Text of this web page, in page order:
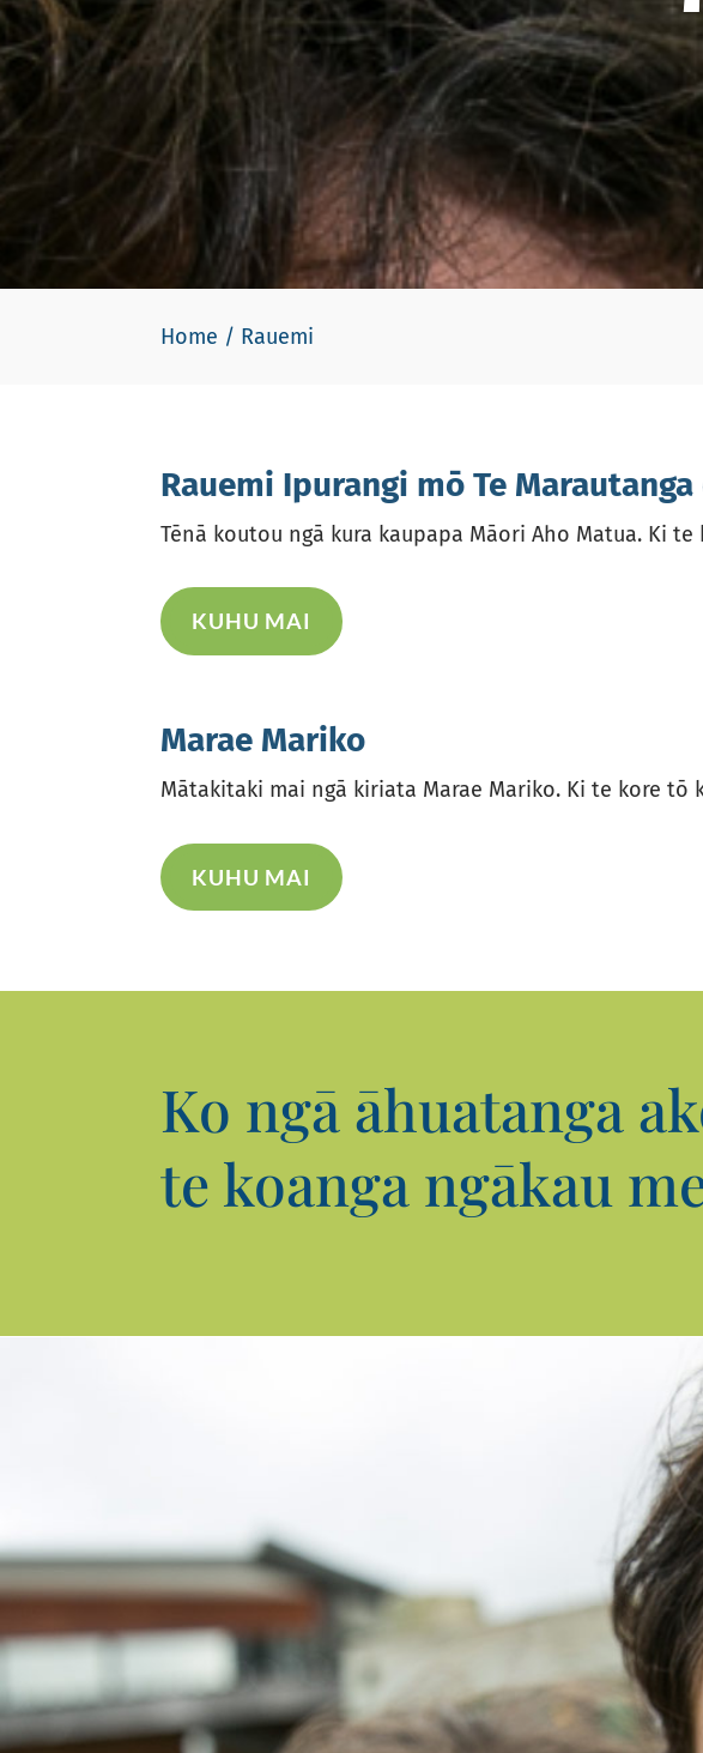
Home / Rauemi
Rauemi Ipurangi mō Te Marautanga
Tēnā koutou ngā kura kaupapa Māori Aho Matua. Ki
KUHU MAI
Marae Mariko
Mātakitaki mai ngā kiriata Marae Mariko. Ki te kore tō
KUHU MAI
Ko ngā āhuatanga
te koanga ngākau